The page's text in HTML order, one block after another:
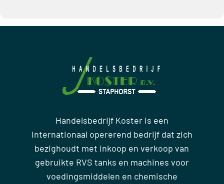
Handelsbedrijf Koster is een
internationaal opererend bedrijf dat zich
bezighoudt met inkoop en verkoop van
gebruikte RVS tanks en machines voor
voedingsmiddelen en chemische